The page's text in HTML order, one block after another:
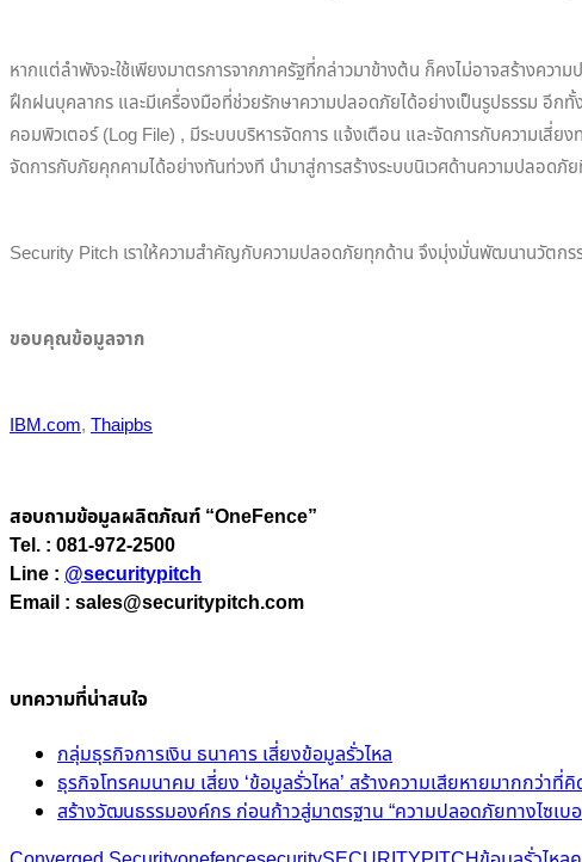
หากแต่ลำพังจะใช้เพียงมาตรการจากภาครัฐที่กล่าวมาข้างต้น ก็คงไม่อาจสร้างค
ฝึกฝนบุคลากร และมีเครื่องมือที่ช่วยรักษาความปลอดภัยได้อย่างเป็นรูปธรรม อีกทั้
คอมพิวเตอร์ (Log File) , มีระบบบริหารจัดการ แจ้งเตือน และจัดการกับความเสี่
จัดการกับภัยคุกคามได้อย่างทันท่วงที นำมาสู่การสร้างระบบนิเวศด้านความปลอดภั
Security Pitch เราให้ความสำคัญกับความปลอดภัยทุกด้าน จึงมุ่งมั่นพัฒนานวัตก
ขอบคุณข้อมูลจาก
IBM.com, Thaipbs
สอบถามข้อมูลผลิตภัณฑ์ “OneFence”
Tel. : 081-972-2500
Line : @securitypitch
Email : sales@securitypitch.com
บทความที่น่าสนใจ
กลุ่มธุรกิจการเงิน ธนาคาร เสี่ยงข้อมูลรั่วไหล
ธุรกิจโทรคมนาคม เสี่ยง ‘ข้อมูลรั่วไหล’ สร้างความเสียหายมากกว่าที่คิ
สร้างวัฒนธรรมองค์กร ก่อนก้าวสู่มาตรฐาน “ความปลอดภัยทางไซเบ